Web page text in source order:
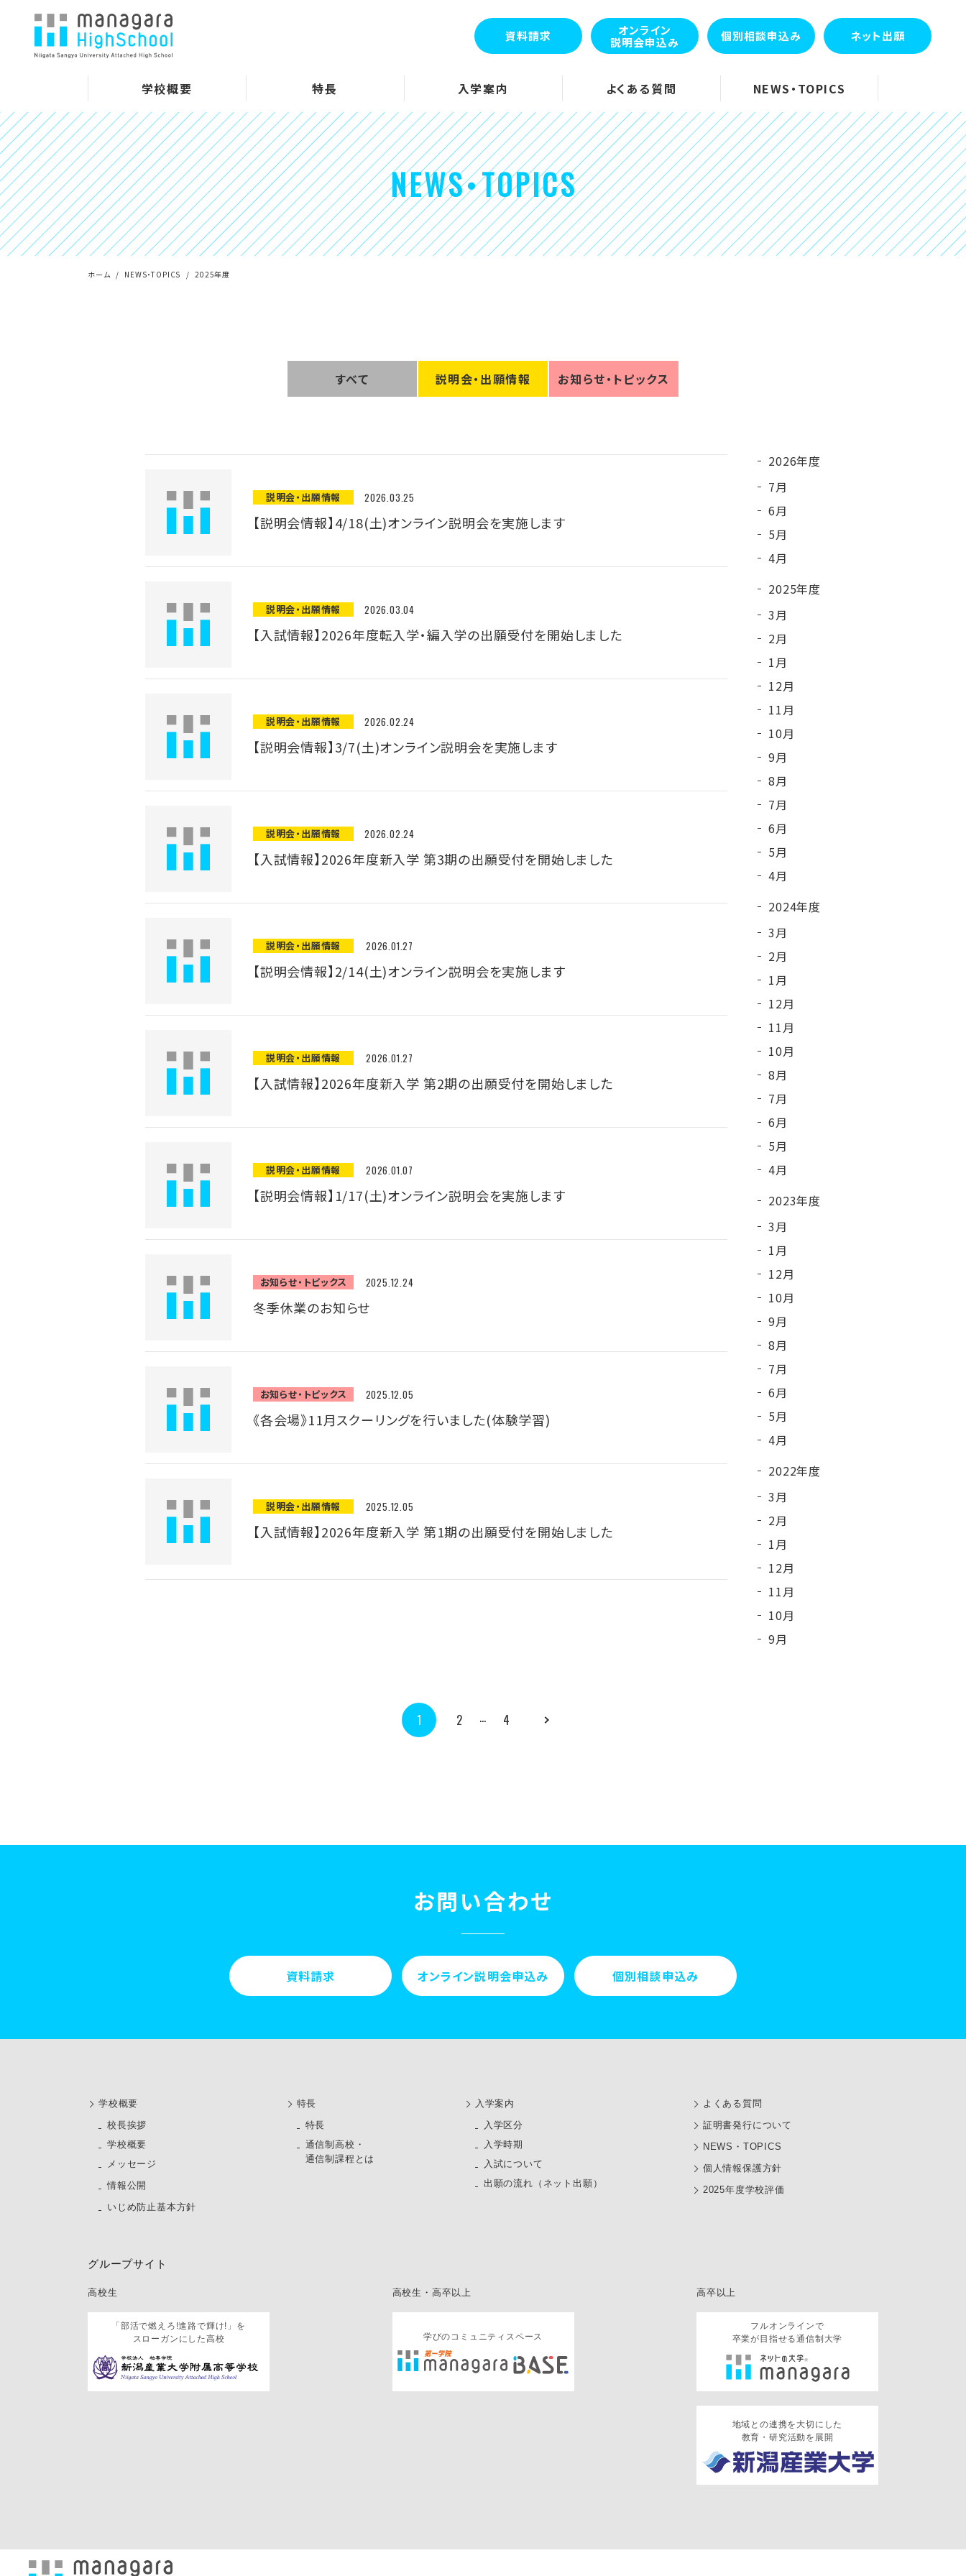
学校概要 特長 入学案内 よくある質問 NEWS・TOPICS
資料請求
オンライン
説明会申込み
個別相談申込み ネット出願
NEWS・TOPICS
ホーム NEWS・TOPICS 2025年度
すべて 説明会・ 出願情報 お知らせ・ トピックス
2026年度
7月
6月
5月
4月
2025年度
3月
2月
1月
12月
11月
10月
9月
8月
7月
6月
5月
4月
2024年度
3月
2月
1月
12月
11月
10月
8月
7月
6月
5月
4月
2023年度
3月
1月
12月
10月
9月
8月
7月
6月
5月
4月
2022年度
3月
2月
1月
12月
11月
10月
9月
説明会・出願情報 2026.03.25
【説明会情報】4/18(土)オンライン説明会を実施します
説明会・出願情報 2026.03.04
【入試情報】2026年度転入学・編入学の出願受付を開始しました
説明会・出願情報 2026.02.24
【説明会情報】3/7(土)オンライン説明会を実施します
説明会・出願情報 2026.02.24
【入試情報】2026年度新入学 第3期の出願受付を開始しました
説明会・出願情報 2026.01.27
【説明会情報】2/14(土)オンライン説明会を実施します
説明会・出願情報 2026.01.27
【入試情報】2026年度新入学 第2期の出願受付を開始しました
説明会・出願情報 2026.01.07
【説明会情報】1/17(土)オンライン説明会を実施します
お知らせ・トピックス 2025.12.24
冬季休業のお知らせ
お知らせ・トピックス 2025.12.05
《各会場》11月スクーリングを行いました(体験学習)
説明会・出願情報 2025.12.05
【入試情報】2026年度新入学 第1期の出願受付を開始しました
1 2 … 4
お問い合わせ
資料請求 オンライン説明会申込み 個別相談申込み
学校概要
校長挨拶
学校概要
メッセージ
情報公開
いじめ防止基本方針
特長
特長
通信制高校・
通信制課程とは
⼊学案内
⼊学区分
入学時期
入試について
出願の流れ（ネット出願）
よくある質問
証明書発行について
NEWS・TOPICS
個人情報保護方針
2025年度学校評価
グループサイト
高校生
「部活で燃えろ!進路で輝け!」を
スローガンにした高校
高校生・高卒以上
学びのコミュニティスペース
高卒以上
フルオンラインで
卒業が目指せる通信制大学
地域との連携を大切にした
教育・研究活動を展開